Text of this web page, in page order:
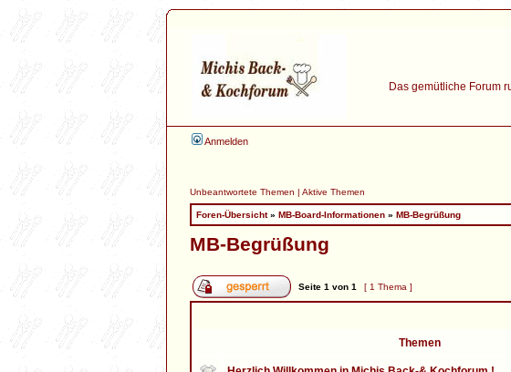
Das gemütliche Forum
Anmelden
Unbeantwortete Themen | Aktive Themen
Foren-Übersicht» MB-Board-Informationen » MB-Begrüßung
MB-Begrüßung
Seite 1 von 1 [ 1 Thema ]
Themen